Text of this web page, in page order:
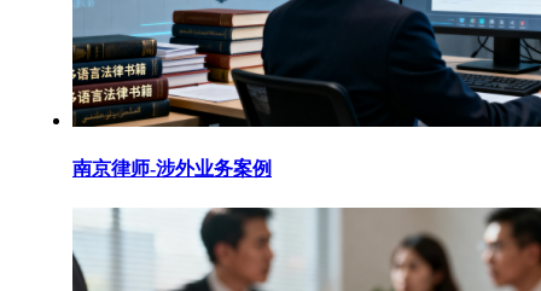
南京律师-涉外业务案例